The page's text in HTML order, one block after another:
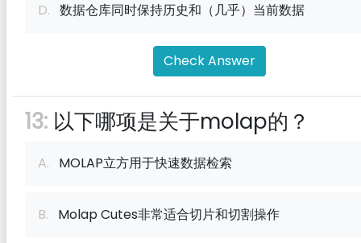
D. 数据仓库同时保持历史和（几乎）当前数据
Check Answer
13: 以下哪项是关于molap的？
A. MOLAP立方用于快速数据检索
B. Molap Cutes非常适合切片和切割操作